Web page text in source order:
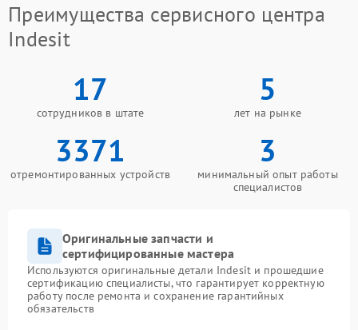
Преимущества сервисного центра
Indesit
17
сотрудников в штате
5
лет на рынке
3371
отремонтированных устройств
3
минимальный опыт работы
специалистов
Оригинальные запчасти и
сертифицированные мастера
Используются оригинальные детали Indesit и прошедшие
сертификацию специалисты, что гарантирует корректную
работу после ремонта и сохранение гарантийных
обязательств